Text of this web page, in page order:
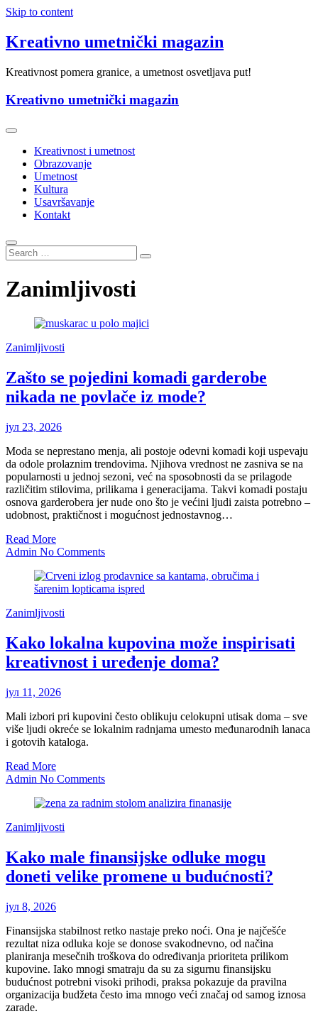
Skip to content
Kreativno umetnički magazin
Kreativnost pomera granice, a umetnost osvetljava put!
Kreativno umetnički magazin
Kreativnost i umetnost
Obrazovanje
Umetnost
Kultura
Usavršavanje
Kontakt
Zanimljivosti
Zanimljivosti
Zašto se pojedini komadi garderobe
nikada ne povlače iz mode?
јул 23, 2026
Moda se neprestano menja, ali postoje odevni komadi koji uspevaju
da odole prolaznim trendovima. Njihova vrednost ne zasniva se na
popularnosti u jednoj sezoni, već na sposobnosti da se prilagode
različitim stilovima, prilikama i generacijama. Takvi komadi postaju
osnova garderobera jer nude ono što je većini ljudi zaista potrebno –
udobnost, praktičnost i mogućnost jednostavnog…
Read More
Admin No Comments
Zanimljivosti
Kako lokalna kupovina može inspirisati
kreativnost i uređenje doma?
јул 11, 2026
Mali izbori pri kupovini često oblikuju celokupni utisak doma – sve
više ljudi okreće se lokalnim radnjama umesto međunarodnih lanaca
i gotovih kataloga.
Read More
Admin No Comments
Zanimljivosti
Kako male finansijske odluke mogu
doneti velike promene u budućnosti?
јул 8, 2026
Finansijska stabilnost retko nastaje preko noći. Ona je najčešće
rezultat niza odluka koje se donose svakodnevno, od načina
planiranja mesečnih troškova do određivanja prioriteta prilikom
kupovine. Iako mnogi smatraju da su za sigurnu finansijsku
budućnost potrebni visoki prihodi, praksa pokazuje da pravilna
organizacija budžeta često ima mnogo veći značaj od samog iznosa
zarade.